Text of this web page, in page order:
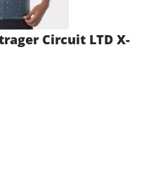
Circuit LTD X-